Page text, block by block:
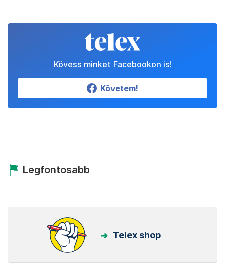
Kövess minket Facebookon is!
Követem!
Legfontosabb
Telex shop